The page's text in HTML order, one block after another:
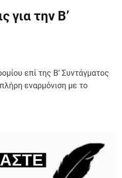
για την Β’
επί της Β’ Συντάγματος
εναρμόνιση με το